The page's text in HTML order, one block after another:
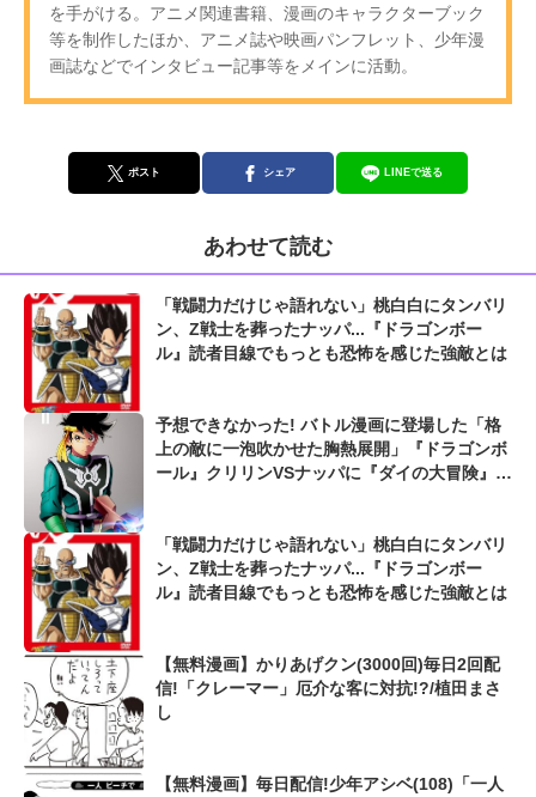
を手がける。アニメ関連書籍、漫画のキャラクターブック
等を制作したほか、アニメ誌や映画パンフレット、少年漫
画誌などでインタビュー記事等をメインに活動。
ポスト シェア LINEで送る
あわせて読む
「戦闘力だけじゃ語れない」桃白白にタンバリ
ン、Z戦士を葬ったナッパ...『ドラゴンボー
ル』読者目線でもっとも恐怖を感じた強敵とは
予想できなかった! バトル漫画に登場した「格
上の敵に一泡吹かせた胸熱展開」『ドラゴンボ
ール』クリリンVSナッパに『ダイの大冒険』ポ
「戦闘力だけじゃ語れない」桃白白にタンバリ
ン、Z戦士を葬ったナッパ...『ドラゴンボー
ル』読者目線でもっとも恐怖を感じた強敵とは
【無料漫画】かりあげクン(3000回)毎日2回配
信!「クレーマー」厄介な客に対抗!?/植田まさ
し
【無料漫画】毎日配信!少年アシベ(108)「一人